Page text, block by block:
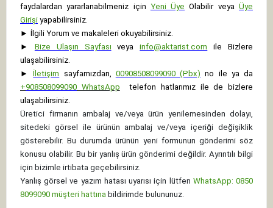
faydalardan yararlanabilmeniz için Yeni Üye Olabilir veyaÜye
Girişi yapabilirsiniz.
► İlgili Yorum ve makaleleri okuyabilirsiniz.
►
Bize Ulaşın Sayfası veya info@aktarist.com
ile Bizlere
ulaşabilirsiniz.
►
İletişim sayfamızdan, 00908508099090 (Pbx) no ile ya da
+908508099090 WhatsApp
telefon hatlarımız ile de bizlere
ulaşabilirsiniz.
Üretici firmanın ambalaj ve/veya ürün yenilemesinden dolayı,
sitedeki görsel ile ürünün ambalaj ve/veya içeriği değişiklik
gösterebilir. Bu durumda ürünün yeni formunun gönderimi söz
konusu olabilir. Bu bir yanlış ürün gönderimi değildir. Ayrıntılı bilgi
için bizimle irtibata geçebilirsiniz.
Yanlış görsel ve yazım hatası uyarısı için lütfen WhatsApp: 0850
8099090 müşteri hattına bildirimde bulununuz.